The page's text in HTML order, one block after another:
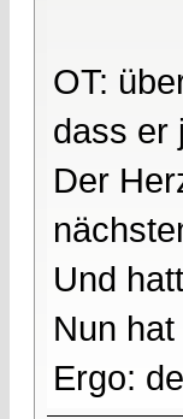
OT:
dass er
Der
Und
Nun
Ergo: